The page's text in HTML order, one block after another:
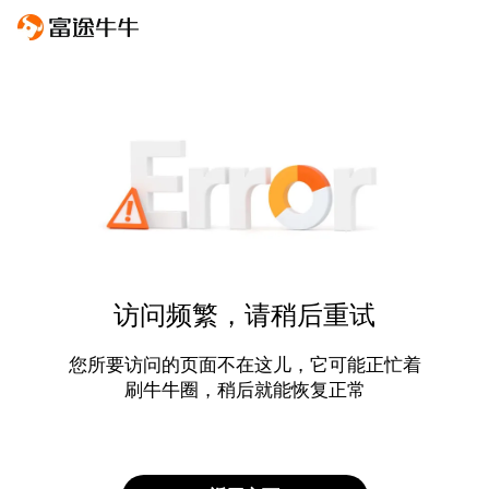
访问频繁，请稍后重试
您所要访问的页面不在这儿，它可能正忙着
刷牛牛圈，稍后就能恢复正常